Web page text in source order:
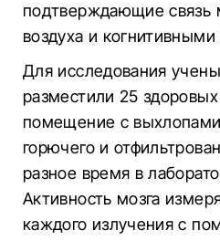
подтверждающие связь
воздуха и
Для исследования
разместили 25
помещение с выхлопами
горючего и
разное время в
Активность мозга
каждого излучения с